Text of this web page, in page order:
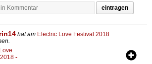
eintragen
hat am Electric Love Festival 2018